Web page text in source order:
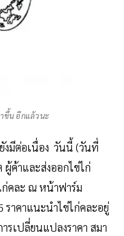
ขึ้น อีกแล้วนะ
งมีต่อเนื่อง วันนี้ (วันที่
ค้าและส่งออกไข่ไก่
ก่คละ ณ หน้าฟาร์ม
าคาแนะนำไข่ไก่คละอยู่
รเปลี่ยนแปลงราคา สมา